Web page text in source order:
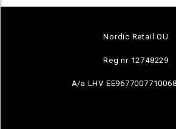
Nordic Retail OÜ
Reg nr 12748229
A/a LHV